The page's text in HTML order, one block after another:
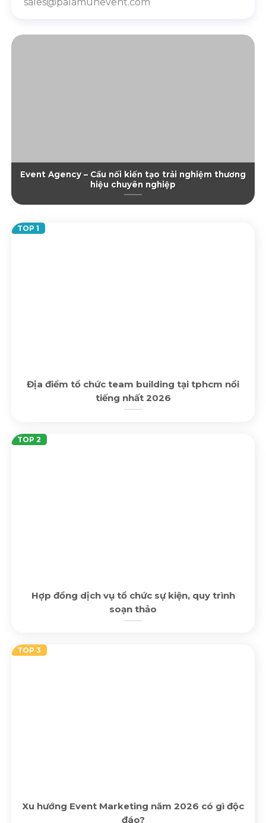
Event Agency – Cầu nối kiến tạo trải nghiệm thương
hiệu chuyên nghiệp
Địa điểm tổ chức team building tại tphcm nổi
tiếng nhất 2026
Hợp đồng dịch vụ tổ chức sự kiện, quy trình
soạn thảo
Xu hướng Event Marketing năm 2026 có gì độc
đáo?